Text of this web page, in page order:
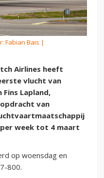
Fabian Bais |
Airlines heeft
vlucht van
Fins Lapland,
van
week tot 4 maart
op woensdag en
800.